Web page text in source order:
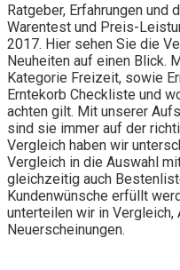
Ratgeber, Erfahrungen
Warentest und Preis-
2017. Hier sehen Sie die
Neuheiten auf einen Blick.
Kategorie Freizeit, sowie
Erntekorb Checkliste und
achten gilt. Mit unserer
sind sie immer auf der
Vergleich haben wir
Vergleich in die Auswahl
gleichzeitig auch
Kundenwünsche erfüllt
unterteilen wir in Vergleich,
Neuerscheinungen.